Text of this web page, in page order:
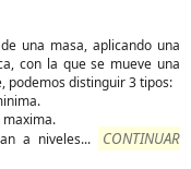
una masa, aplicando una
con la que se mueve una
podemos distinguir 3 tipos:
maxima.
a niveles...
CONTINUAR